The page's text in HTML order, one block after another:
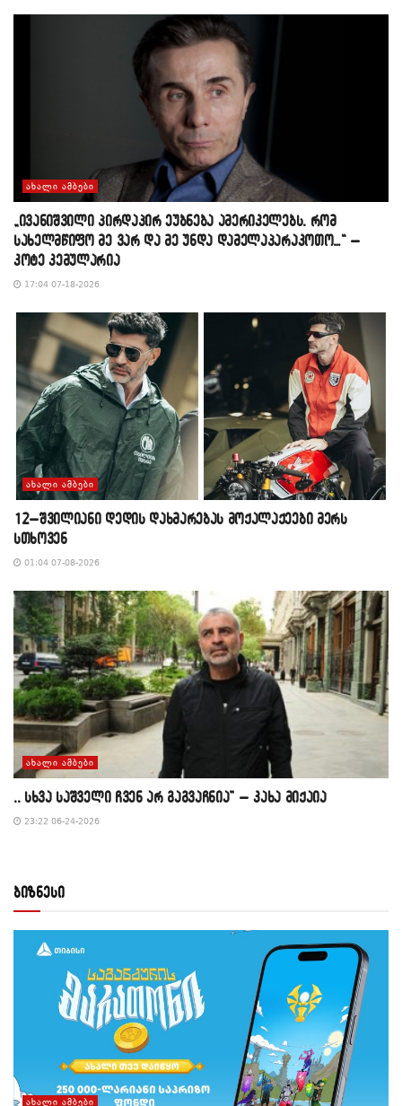
ᲐᲮᲐᲚᲘ ᲐᲛᲑᲔᲑᲘ
„ივანიშვილი პირდაპირ ეუბნება ამერიკელებს, რომ
სახელმწიფო მე ვარ და მე უნდა დამელაპარაკოთო…“ –
კოტე კემულარია
17:04 07-18-2026
ᲐᲮᲐᲚᲘ ᲐᲛᲑᲔᲑᲘ
12–შვილიანი დედის დახმარებას მოქალაქეები მერს
სთხოვენ
01:04 07-08-2026
ᲐᲮᲐᲚᲘ ᲐᲛᲑᲔᲑᲘ
,, სხვა საშველი ჩვენ არ გაგვაჩნია” – კახა მიქაია
23:22 06-24-2026
ბიზნესი
ᲐᲮᲐᲚᲘ ᲐᲛᲑᲔᲑᲘ